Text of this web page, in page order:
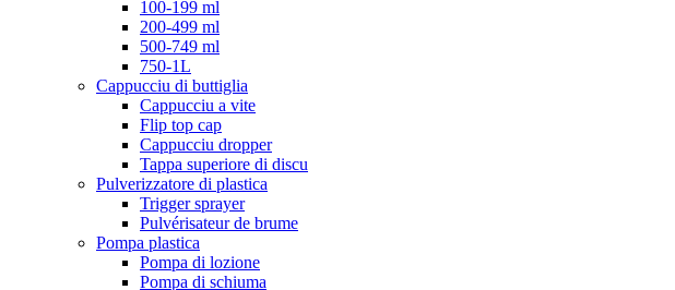
100-199 ml
200-499 ml
500-749 ml
750-1L
Cappucciu di buttiglia
Cappucciu a vite
Flip top cap
Cappucciu dropper
Tappa superiore di discu
Pulverizzatore di plastica
Trigger sprayer
Pulvérisateur de brume
Pompa plastica
Pompa di lozione
Pompa di schiuma